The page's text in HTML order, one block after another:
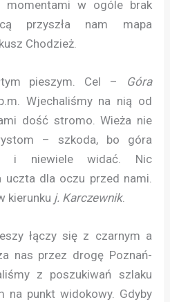
momentami w ogóle brak
przyszła nam mapa
Chodzież.
pieszym. Cel –
Góra
Wjechaliśmy na nią od
dość stromo. Wieża nie
– szkoda, bo góra
i niewiele widać. Nic
uczta dla oczu przed nami.
kierunku j. Karczewnik.
łączy się z czarnym a
nas przez drogę Poznań-
z poszukiwań szlaku
na punkt widokowy. Gdyby